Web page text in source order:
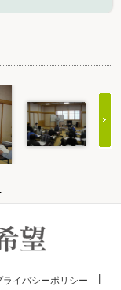
ライバシーポリシー